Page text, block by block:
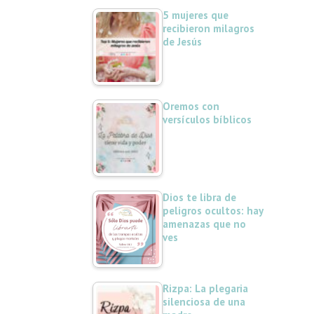
5 mujeres que
recibieron milagros
de Jesús
Oremos con
versículos bíblicos
Dios te libra de
peligros ocultos: hay
amenazas que no
ves
Rizpa: La plegaria
silenciosa de una